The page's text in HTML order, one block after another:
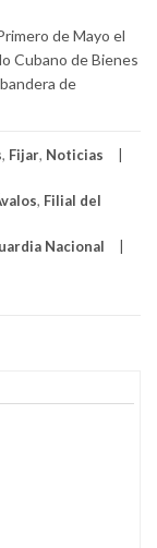
de Mayo el
Cubano de Bienes
de
, Fijar, Noticias
, Filial del
Nacional